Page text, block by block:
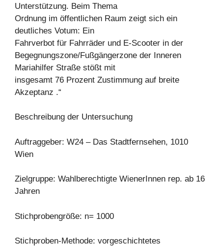
Unterstützung. Beim Thema
Ordnung im öffentlichen Raum zeigt sich ein
deutliches Votum: Ein
Fahrverbot für Fahrräder und E-Scooter in der
Begegnungszone/Fußgängerzone der Inneren
Mariahilfer Straße stößt mit
insgesamt 76 Prozent Zustimmung auf breite
Akzeptanz .“
Beschreibung der Untersuchung
Auftraggeber: W24 – Das Stadtfernsehen, 1010
Wien
Zielgruppe: Wahlberechtigte WienerInnen rep. ab 16
Jahren
Stichprobengröße: n= 1000
Stichproben-Methode: vorgeschichtetes